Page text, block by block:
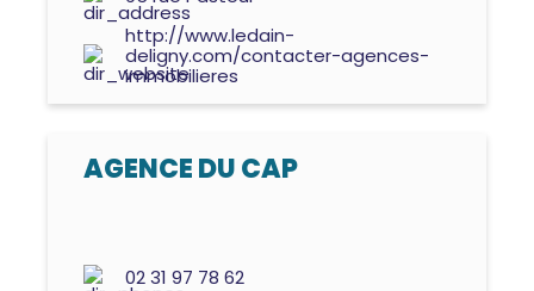
http://www.ledain-
deligny.com/contacter-agences-
immobilieres
AGENCE DU CAP
02 31 97 78 62